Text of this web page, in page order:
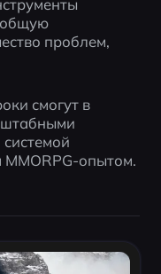
общую
проблем,
смогут в
опытом.